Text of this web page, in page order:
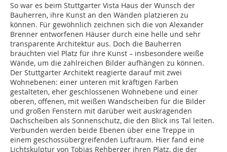
So war es beim Stuttgarter Vista Haus der Wunsch der
Bauherren, ihre Kunst an den Wänden platzieren zu
können. Für gewöhnlich zeichnen sich die von Alexander
Brenner entworfenen Häuser durch eine helle und sehr
transparente Architektur aus. Doch die Bauherren
brauchten viel Platz für ihre Kunst – insbesondere weiße
Wände, um die zahlreichen Bilder aufhängen zu können.
Der Stuttgarter Architekt reagierte darauf mit zwei
Wohnebenen: einer unteren mit kräftigen Farben
gestalteten, eher geschlossenen Wohnebene und einer
oberen, offenen, mit weißen Wandscheiben für die Bilder
und großen Fenstern mit darüber weit auskragenden
Dachscheiben als Sonnenschutz, die den Blick ins Tal leiten.
Verbunden werden beide Ebenen über eine Treppe in
einem geschossübergreifenden Luftraum. Hier fand eine
Lichtskulptur von Tobias Rehberger ihren Platz, die der